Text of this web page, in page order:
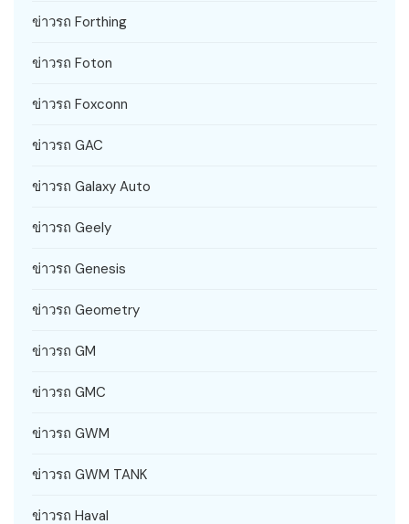
ข่าวรถ Forthing
ข่าวรถ Foton
ข่าวรถ Foxconn
ข่าวรถ GAC
ข่าวรถ Galaxy Auto
ข่าวรถ Geely
ข่าวรถ Genesis
ข่าวรถ Geometry
ข่าวรถ GM
ข่าวรถ GMC
ข่าวรถ GWM
ข่าวรถ GWM TANK
ข่าวรถ Haval